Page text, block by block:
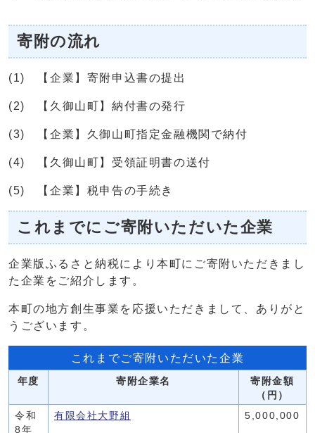
寄附の流れ
(1) 【企業】寄附申込書の提出
(2) 【久御山町】納付書の発行
(3) 【企業】久御山町指定金融機関で納付
(4) 【久御山町】受領証明書の送付
(5) 【企業】税申告の手続き
これまでにご寄附いただいた企業
企業版ふるさと納税により本町にご寄附いただきまし
た企業をご紹介します。
本町の地方創生事業を応援いただきまして、ありがと
うございます。
これまでご寄附いただいた企業
年度 寄附企業名
寄附金額
（円）
令和
8年
有限会社大野組 5,000,000